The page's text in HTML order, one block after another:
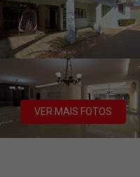
VER MAIS FOTOS